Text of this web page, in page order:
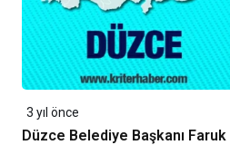
3 yıl önce
Düzce Belediye Başkanı Faruk